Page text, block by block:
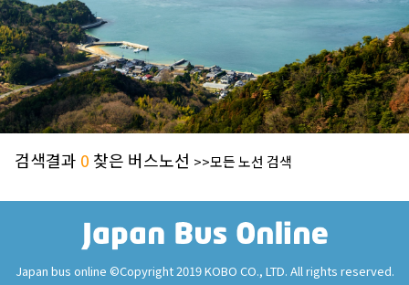
검색결과 0 찾은 버스노선 >>모든 노선 검색
Japan bus online ©Copyright 2019 KOBO CO., LTD. All rights reserved.